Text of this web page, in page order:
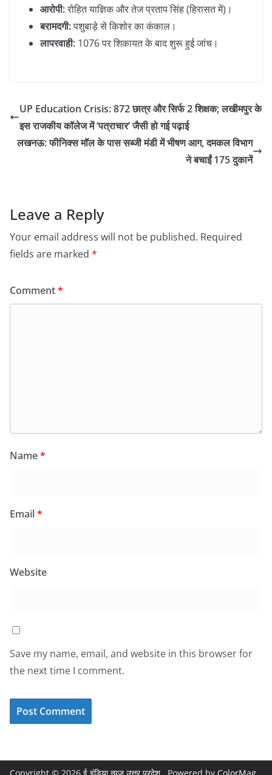
आरोपी:रोहित याज्ञिक और तेज प्रताप सिंह (हिरासत में)।
बरामदगी:पशुबाड़े से किशोर का कंकाल।
लापरवाही: 1076 पर शिकायत के बाद शुरू हुई जांच।
UP Education Crisis: 872 छात्र और सिर्फ 2 शिक्षक; लखीमपुर के
इस राजकीय कॉलेज में ‘पत्राचार’ जैसी हो गई पढ़ाई
लखनऊ: फीनिक्स मॉल के पास सब्जी मंडी में भीषण आग, दमकल विभाग
ने बचाईं 175 दुकानें
Leave a Reply
Your email address will not be published. Required
fields are marked *
Comment*
Name*
Email*
Website
Save my name, email, and website in this browser for
the next time I comment.